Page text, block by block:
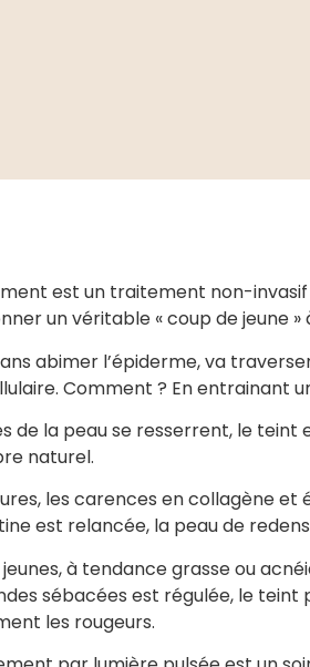
est un traitement non-
un véritable « coup de jeune »
abimer l’épiderme, va
Comment ? En entrainant
de la peau se resserrent, le
naturel.
les carences en collagène
est relancée, la peau de
jeunes, à tendance grasse ou
sébacées est régulée, le teint
les rougeurs.